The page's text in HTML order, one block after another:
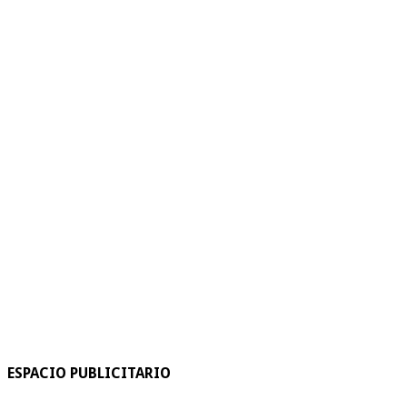
ESPACIO PUBLICITARIO